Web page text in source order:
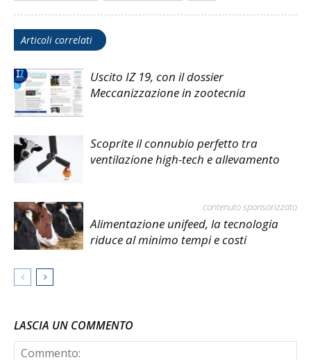
Articoli correlati
Uscito IZ 19, con il dossier
Meccanizzazione in zootecnia
Scoprite il connubio perfetto tra
ventilazione high-tech e allevamento
contenuto sponsorizzato
Alimentazione unifeed, la tecnologia
riduce al minimo tempi e costi
LASCIA UN COMMENTO